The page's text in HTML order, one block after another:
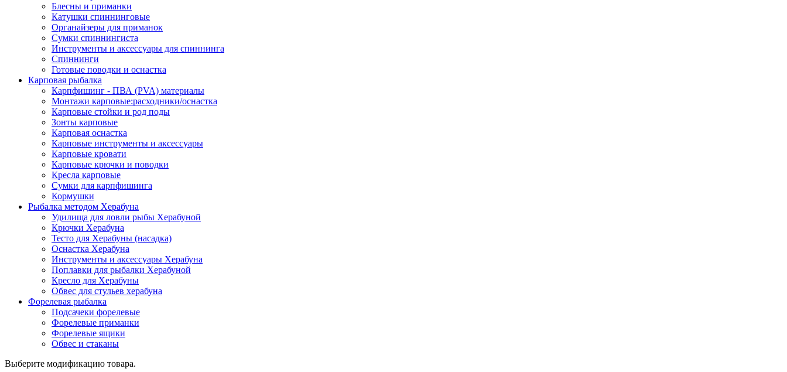
Блесны и приманки
Катушки спиннинговые
Органайзеры для приманок
Сумки спиннингиста
Инструменты и аксессуары для спиннинга
Спиннинги
Готовые поводки и оснастка
Карповая рыбалка
Карпфишинг - ПВА (PVA) материалы
Монтажи карповые:расходники/оснастка
Карповые стойки и род поды
Зонты карповые
Карповая оснастка
Карповые инструменты и аксессуары
Карповые кровати
Карповые крючки и поводки
Кресла карповые
Сумки для карпфишинга
Кормушки
Рыбалка методом Херабуна
Удилища для ловли рыбы Херабуной
Крючки Херабуна
Тесто для Херабуны (насадка)
Оснастка Херабуна
Инструменты и аксессуары Херабуна
Поплавки для рыбалки Херабуной
Кресло для Херабуны
Обвес для стульев херабуна
Форелевая рыбалка
Подсачеки форелевые
Форелевые приманки
Форелевые ящики
Обвес и стаканы
Выберите модификацию товара.